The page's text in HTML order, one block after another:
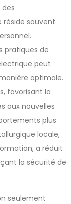
des
réside souvent
pratiques de
peut
optimale.
favorisant la
aux nouvelles
plus
locale,
a réduit
la sécurité de
seulement